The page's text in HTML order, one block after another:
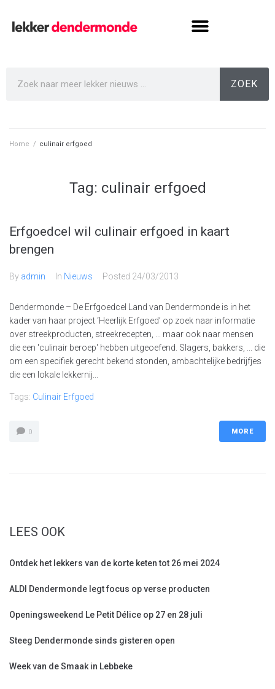
ZOEK
Home / culinair erfgoed
Tag: culinair erfgoed
Erfgoedcel wil culinair erfgoed in kaart
brengen
By admin In Nieuws Posted 24/03/2013
Dendermonde – De Erfgoedcel Land van Dendermonde is in het
kader van haar project ‘Heerlijk Erfgoed’ op zoek naar informatie
over streekproducten, streekrecepten, ... maar ook naar mensen
die een 'culinair beroep' hebben uitgeoefend. Slagers, bakkers, ... die
om een specifiek gerecht bekend stonden, ambachtelijke bedrijfjes
die een lokale lekkernij...
Tags: Culinair Erfgoed
0 MORE
LEES OOK
Ontdek het lekkers van de korte keten tot 26 mei 2024
ALDI Dendermonde legt focus op verse producten
Openingsweekend Le Petit Délice op 27 en 28 juli
Steeg Dendermonde sinds gisteren open
Week van de Smaak in Lebbeke